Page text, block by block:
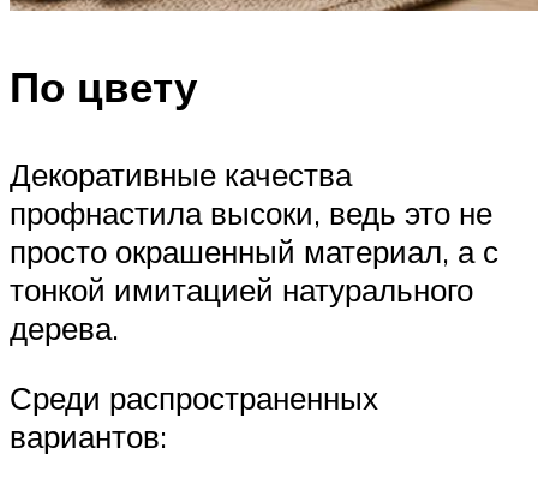
По цвету
Декоративные качества
профнастила высоки, ведь это не
просто окрашенный материал, а с
тонкой имитацией натурального
дерева.
Среди распространенных
вариантов: